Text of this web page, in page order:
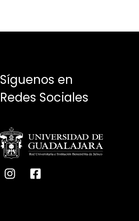
Síguenos en
Redes Sociales